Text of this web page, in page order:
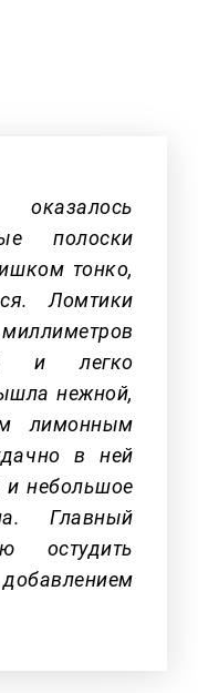
полоски
тонко,
Ломтики
и легко
нежной,
лимонным
в ней
и небольшое
Главный
остудить